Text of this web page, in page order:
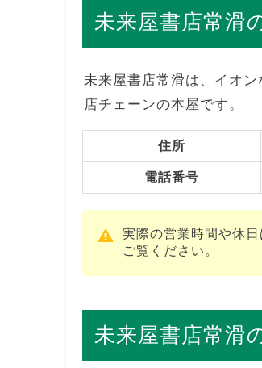
未来屋書店常滑
未来屋書店常滑は、イオ
店チェーンの本屋です。
住所
電話番号
実際の営業時間や休
ご覧ください。
未来屋書店常滑